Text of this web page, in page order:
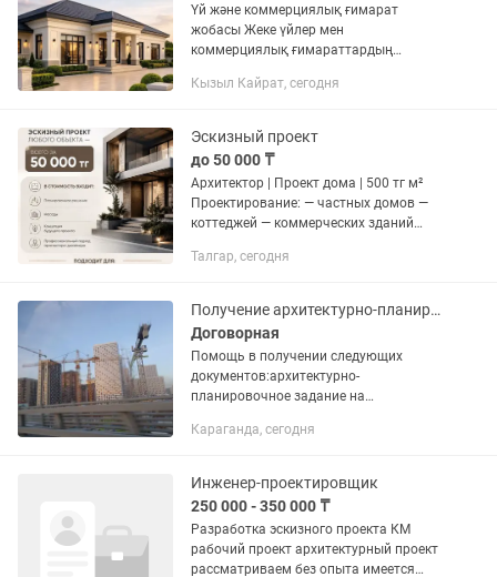
Үй және коммерциялық ғимарат
жобасы Жеке үйлер мен
коммерциялық ғимараттардың
Қызметтер: — үй жоспары — фасад
сызбалар — заманауи...
Кызыл Кайрат, сегодня
Эскизный проект
до 50 000 ₸
Архитектор | Проект дома | 500 тг м²
Проектирование: — частных домов —
коттеджей — коммерческих зданий
планировки Чертежи для
Талгар, сегодня
Получение архитектурно-планировочного задания,согласование эскизного проект
Договорная
Помощь в получении следующих
документов:архитектурно-
планировочное задание на
эскизного проекта,уведомление о
Караганда, сегодня
Инженер-проектировщик
250 000 - 350 000 ₸
Разработка эскизного проекта КМ
рабочий проект архитектурный проект
рассматриваем без опыта имеется